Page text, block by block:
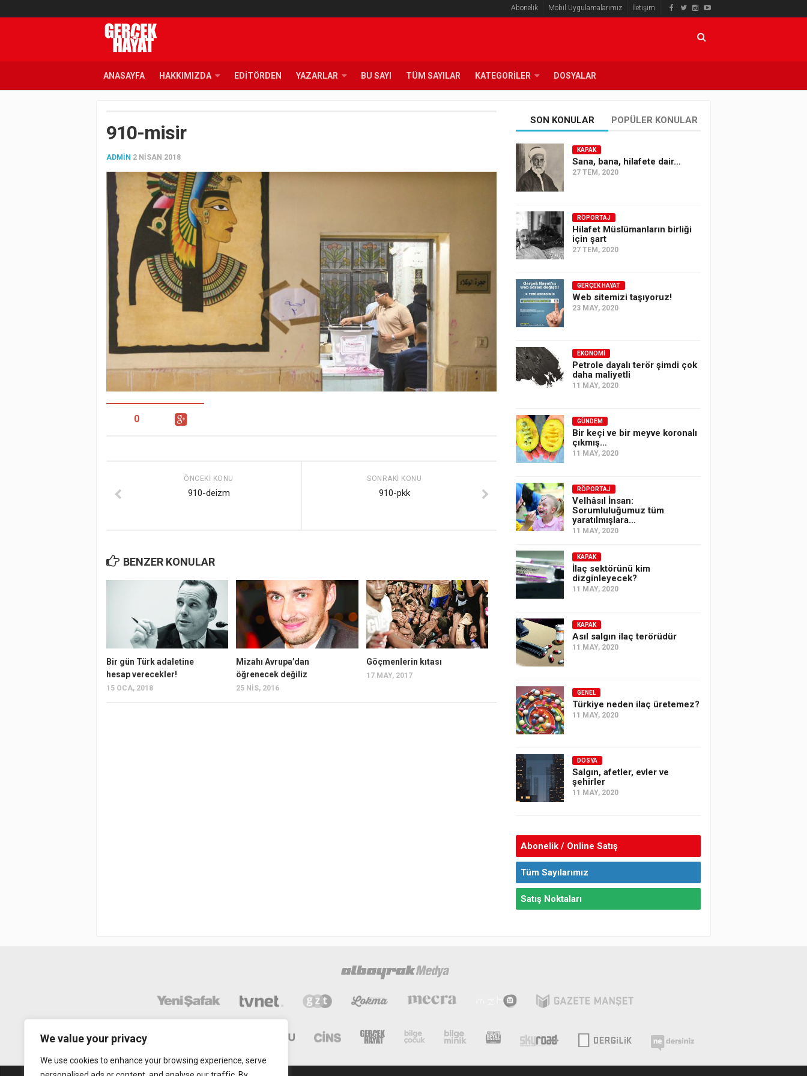
We value your privacy
We use cookies to enhance your browsing experience, serve
Abonelik Mobil Uygulamalarımız İletişim
ANASAYFA HAKKIMIZDA EDITÖRDEN YAZARLAR BU SAYI TÜM SAYILAR KATEGORILER DOSYALAR
910-misir
ADMIN 2 NISAN 2018
0
SONRAKI KONU
910-pkk
ÖNCEKI KONU
910-deizm
BENZER KONULAR
Bir gün Türk adaletine
hesap verecekler!
15 OCA, 2018
Mizahı Avrupa’dan
öğrenecek değiliz
25 NIS, 2016
Göçmenlerin kıtası
17 MAY, 2017
SON KONULAR POPÜLER KONULAR
KAPAK
Sana, bana, hilafete dair…
27 TEM, 2020
RÖPORTAJ
Hilafet Müslümanların birliği
için şart
27 TEM, 2020
GERÇEK HAYAT
Web sitemizi taşıyoruz!
23 MAY, 2020
EKONOMI
Petrole dayalı terör şimdi çok
daha maliyetli
11 MAY, 2020
GÜNDEM
Bir keçi ve bir meyve koronalı
çıkmış…
11 MAY, 2020
RÖPORTAJ
Velhâsıl İnsan:
Sorumluluğumuz tüm
yaratılmışlara…
11 MAY, 2020
KAPAK
İlaç sektörünü kim
dizginleyecek?
11 MAY, 2020
KAPAK
Asıl salgın ilaç terörüdür
11 MAY, 2020
GENEL
Türkiye neden ilaç üretemez?
11 MAY, 2020
DOSYA
Salgın, afetler, evler ve
şehirler
11 MAY, 2020
Abonelik / Online Satış
Tüm Sayılarımız
Satış Noktaları